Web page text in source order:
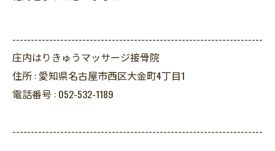
--------------------------------------------------------------------
庄内はりきゅうマッサージ接骨院
住所 : 愛知県名古屋市西区大金町4丁目1
電話番号 : 052-532-1189
--------------------------------------------------------------------